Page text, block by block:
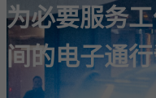
为必要服务
间的电子通